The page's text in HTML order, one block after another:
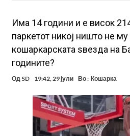
Има 14 години и е висок
паркетот никој ништо не
кошаркарската ѕвезда на
годините?
Од SD 19:42, 29 јули Во : Кошарка